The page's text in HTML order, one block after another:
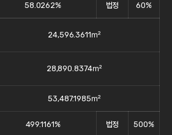
58.0262% 법정 60%
24,596.3611㎡
28,890.8374㎡
53,487.1985㎡
499.1161% 법정 500%